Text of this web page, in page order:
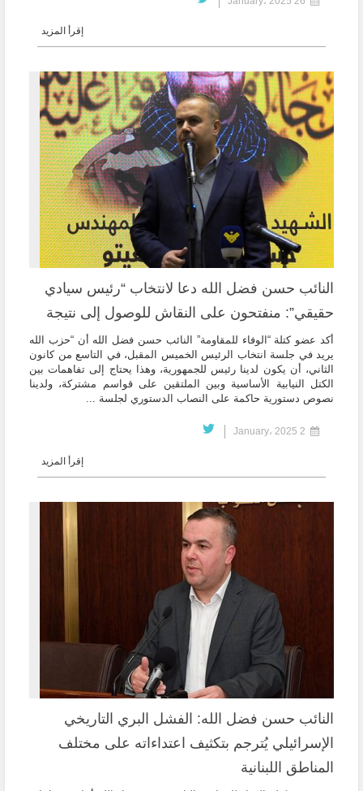
إقرأ المزيد
النائب حسن فضل الله دعا لانتخاب “رئيس سيادي
حقيقي”: منفتحون على النقاش للوصول إلى نتيجة
أكد عضو كتلة “الوفاء للمقاومة” النائب حسن فضل الله أن “حزب الله
يريد في جلسة انتخاب الرئيس الخميس المقبل، في التاسع من كانون
الثاني، أن يكون لدينا رئيس للجمهورية، وهذا يحتاج إلى تفاهمات بين
الكتل النيابية الأساسية وبين الملتقين على قواسم مشتركة، ولدينا
نصوص دستورية حاكمة على النصاب الدستوري لجلسة ...
إقرأ المزيد
النائب حسن فضل الله: الفشل البري التاريخي
الإسرائيلي يُترجم بتكثيف اعتداءاته على مختلف
المناطق اللبنانية